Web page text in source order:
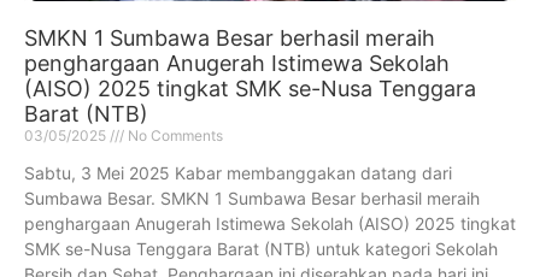
SMKN 1 Sumbawa Besar berhasil meraih
penghargaan Anugerah Istimewa Sekolah
(AISO) 2025 tingkat SMK se-Nusa Tenggara
Barat (NTB)
03/05/2025 No Comments
Sabtu, 3 Mei 2025 Kabar membanggakan datang dari
Sumbawa Besar. SMKN 1 Sumbawa Besar berhasil meraih
penghargaan Anugerah Istimewa Sekolah (AISO) 2025 tingkat
SMK se-Nusa Tenggara Barat (NTB) untuk kategori Sekolah